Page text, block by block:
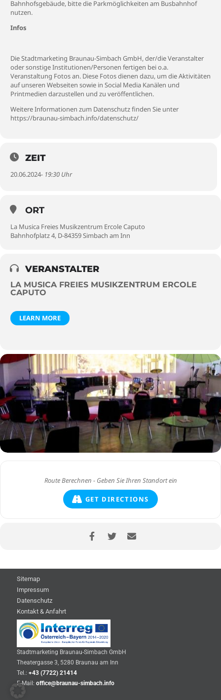
Bahnhofsgebäude, bitte die Parkmöglichkeiten am Busbahnhof
nutzen.
Infos
Die Stadtmarketing Braunau-Simbach GmbH, der/die Veranstalter
oder sonstige Institutionen/Personen fertigen bei o.a.
Veranstaltung Fotos an. Diese Fotos dienen dazu, um die Aktivitäten
auf unseren Webseiten sowie in Social Media Kanälen und
Printmedien darzustellen und zu veröffentlichen.
Weitere Informationen zum Datenschutz finden Sie unter
https://braunau-simbach.info/datenschutz/
ZEIT
20.06.2024- 19:30 Uhr
ORT
La Musica Freies Musikzentrum Ercole Caputo
Bahnhofplatz 4, D-84359 Simbach am Inn
VERANSTALTER
LA MUSICA FREIES MUSIKZENTRUM ERCOLE
CAPUTO
LEARN MORE
GET DIRECTIONS
Sitemap
Impressum
Datenschutz
Kontakt & Anfahrt
Stadtmarketing Braunau-Simbach GmbH
Theatergasse 3, 5280 Braunau am Inn
Tel.: +43 (7722) 21414
E-Mail: office@braunau-simbach.info